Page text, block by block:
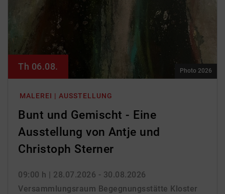
MALEREI | AUSSTELLUNG
Bunt und Gemischt - Eine
Ausstellung von Antje und
Christoph Sterner
09:00 h | 28.07.2026 - 30.08.2026
Versammlungsraum Begegnungsstätte Kloster
Th 06.08. Photo 2026